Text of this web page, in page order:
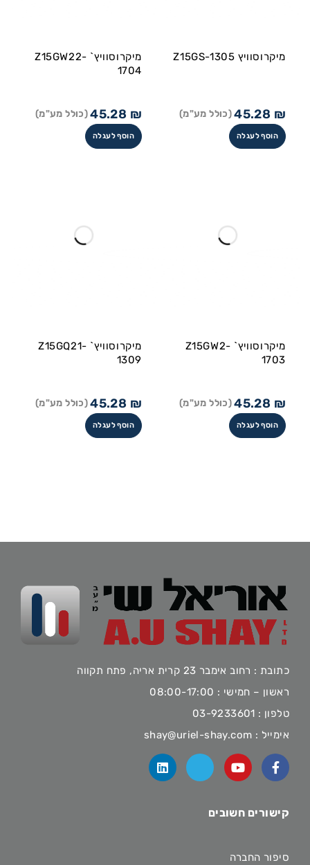
מיקרוסוויץ Z15GS-1305
45.28 ₪ (כולל מע"מ)
הוסף לעגלה
מיקרוסוויץ` Z15GW22-
1704
45.28 ₪ (כולל מע"מ)
הוסף לעגלה
מיקרוסוויץ` Z15GW2-
1703
45.28 ₪ (כולל מע"מ)
הוסף לעגלה
מיקרוסוויץ` Z15GQ21-
1309
45.28 ₪ (כולל מע"מ)
הוסף לעגלה
כתובת : רחוב אימבר 23 קרית אריה, פתח תקווה
ראשון – חמישי : 08:00-17:00
טלפון : 03-9233601
אימייל : shay@uriel-shay.com
קישורים חשובים
סיפור החברה